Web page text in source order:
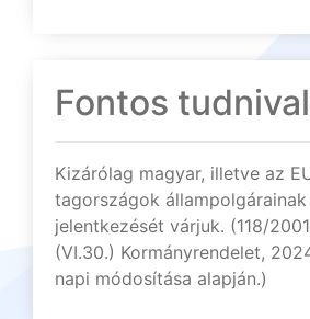
Fontos
Kizárólag magyar, illetve az
tagországok állampolgárainak
jelentkezését várjuk. (118/
(VI.30.) Kormányrendelet,
napi módosítása alapján.)